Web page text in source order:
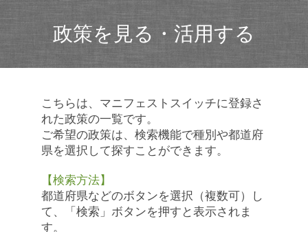
政策を見る・活用する
こちらは、マニフェストスイッチに登録さ
れた政策の一覧です。
ご希望の政策は、検索機能で種別や都道府
県を選択して探すことができます。
【検索方法】
都道府県などのボタンを選択（複数可）し
て、「検索」ボタンを押すと表示されま
す。